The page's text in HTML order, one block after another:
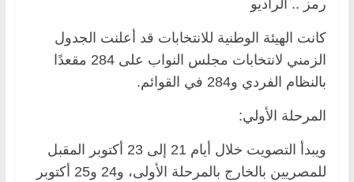
رمز .. الراديو
كانت الهيئة الوطنية للانتخابات قد أعلنت الجدول
الزمني لانتخابات مجلس النواب على 284 مقعدًا
بالنظام الفردي و284 في القوائم.
المرحلة الأولي:
ويبدأ التصويت خلال أيام 21 إلى 23 أكتوبر المقبل
للمصريين بالخارج بالمرحلة الأولى، و24 و25 أكتوبر